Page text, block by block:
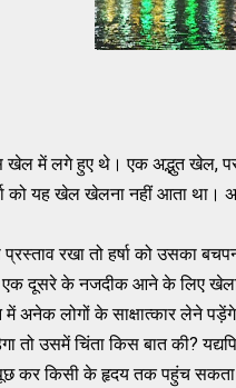
खेल में लगे हुए थे। एक अद्भुत खेल,
को यह खेल खेलना नहीं आता था।
रखा तो हर्षा को उसका
एक दूसरे के नजदीक आने के लिए खेला
में अनेक लोगों के साक्षात्कार लेने
तो उसमें चिंता किस बात की?
कर किसी के हृदय तक पहुंच